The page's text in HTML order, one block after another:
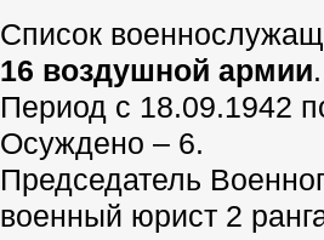
Список
16 воздушной армии.
Период с 18.09.1942
Осуждено – 6.
Председатель
военный юрист 2